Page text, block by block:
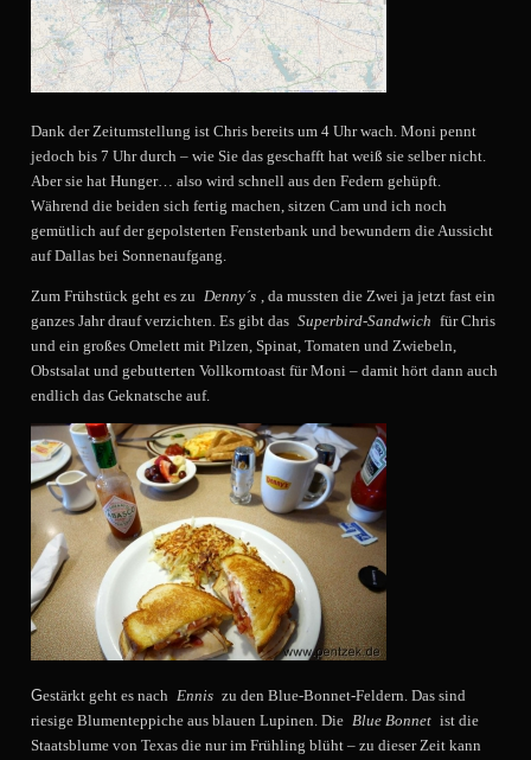
Dank der Zeitumstellung ist Chris bereits um 4 Uhr wach. Moni pennt
jedoch bis 7 Uhr durch – wie Sie das geschafft hat weiß sie selber nicht.
Aber sie hat Hunger… also wird schnell aus den Federn gehüpft.
Während die beiden sich fertig machen, sitzen Cam und ich noch
gemütlich auf der gepolsterten Fensterbank und bewundern die Aussicht
auf Dallas bei Sonnenaufgang.
Zum Frühstück geht es zu Denny´s
, da mussten die Zwei ja jetzt fast ein
ganzes Jahr drauf verzichten. Es gibt das Superbird-Sandwich für Chris
und ein großes Omelett mit Pilzen, Spinat, Tomaten und Zwiebeln,
Obstsalat und gebutterten Vollkorntoast für Moni – damit hört dann auch
endlich das Geknatsche auf.
Gestärkt geht es nach Ennis zu den Blue-Bonnet-Feldern. Das sind
riesige Blumenteppiche aus blauen Lupinen. Die Blue Bonnet ist die
Staatsblume von Texas die nur im Frühling blüht – zu dieser Zeit kann